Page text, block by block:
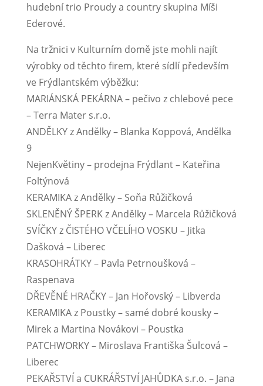
hudební trio Proudy a country skupina Míši
Ederové.
Na tržnici v Kulturním domě jste mohli najít
výrobky od těchto firem, které sídlí především
ve Frýdlantském výběžku:
MARIÁNSKÁ PEKÁRNA – pečivo z chlebové pece
– Terra Mater s.r.o.
ANDĚLKY z Andělky – Blanka Koppová, Andělka
9
NejenKvětiny – prodejna Frýdlant – Kateřina
Foltýnová
KERAMIKA z Andělky – Soňa Růžičková
SKLENĚNÝ ŠPERK z Andělky – Marcela Růžičková
SVÍČKY z ČISTÉHO VČELÍHO VOSKU – Jitka
Dašková – Liberec
KRASOHRÁTKY – Pavla Petrnoušková –
Raspenava
DŘEVĚNÉ HRAČKY – Jan Hořovský – Libverda
KERAMIKA z Poustky – samé dobré kousky –
Mirek a Martina Novákovi – Poustka
PATCHWORKY – Miroslava Františka Šulcová –
Liberec
PEKAŘSTVÍ a CUKRÁŘSTVÍ JAHŮDKA s.r.o. – Jana